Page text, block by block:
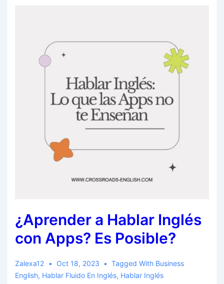
¿Aprender a Hablar Inglés
con Apps? Es Posible?
Zalexa12 Oct 18, 2023 Tagged With Business
English, Hablar Fluido En Inglés, Hablar Inglés